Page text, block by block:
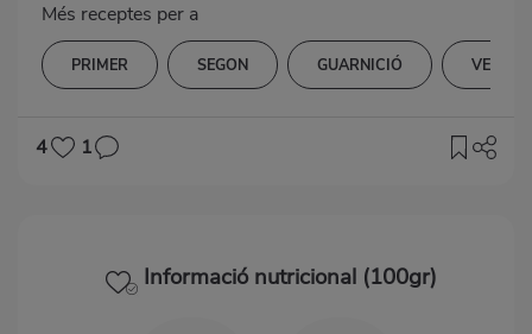
Més receptes per a
PRIMER SEGON GUARNICIÓ
4 1
Informació nutricional (100gr)